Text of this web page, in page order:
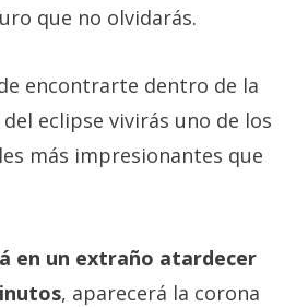
que no olvidarás.
encontrarte dentro de la
eclipse vivirás uno de los
más impresionantes que
en un extraño atardecer
, aparecerá la corona